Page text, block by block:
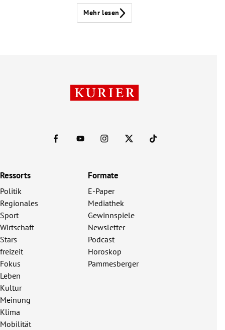
Mehr lesen
Ressorts
Politik
Regionales
Sport
Wirtschaft
Stars
freizeit
Fokus
Leben
Kultur
Meinung
Klima
Mobilität
Formate
E-Paper
Mediathek
Gewinnspiele
Newsletter
Podcast
Horoskop
Pammesberger